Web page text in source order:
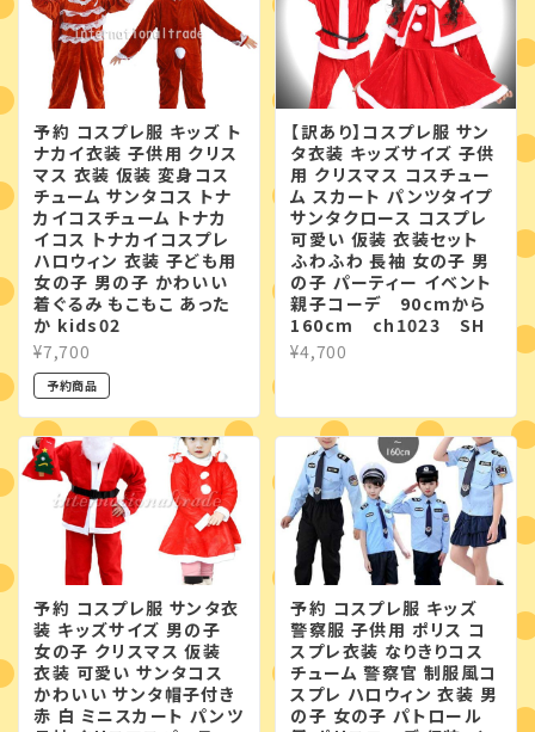
予約 コスプレ服 キッズ ト
ナカイ衣装 子供用 クリス
マス 衣装 仮装 変身コス
チューム サンタコス トナ
カイコスチューム トナカ
イコス トナカイコスプレ
ハロウィン 衣装 子ども用
女の子 男の子 かわいい
着ぐるみ もこもこ あった
か kids02
¥7,700
予約商品
【訳あり】コスプレ服 サン
タ衣装 キッズサイズ 子供
用 クリスマス コスチュー
ム スカート パンツタイプ
サンタクロース コスプレ
可愛い 仮装 衣装セット
ふわふわ 長袖 女の子 男
の子 パーティー イベント
親子コーデ 90cmから
160cm ch1023 SH
¥4,700
予約 コスプレ服 サンタ衣
装 キッズサイズ 男の子
女の子 クリスマス 仮装
衣装 可愛い サンタコス
かわいい サンタ帽子付き
赤 白 ミニスカート パンツ
予約 コスプレ服 キッズ
警察服 子供用 ポリス コ
スプレ衣装 なりきりコス
チューム 警察官 制服風コ
スプレ ハロウィン 衣装 男
の子 女の子 パトロール